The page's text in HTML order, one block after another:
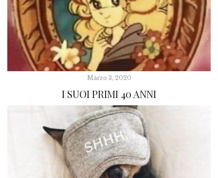
Marzo 3, 2020
I SUOI PRIMI 40 ANNI